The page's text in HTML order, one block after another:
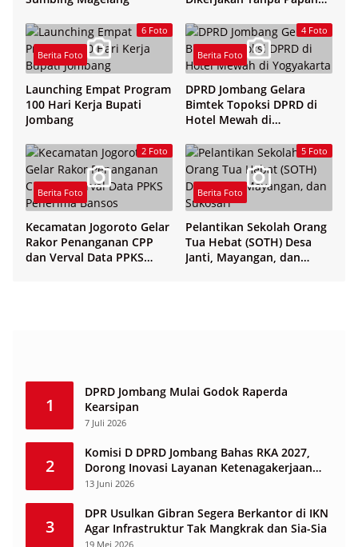
6 Foto
Berita Foto
Launching Empat Program
100 Hari Kerja Bupati
Jombang
4 Foto
Berita Foto
DPRD Jombang Gelara
Bimtek Topoksi DPRD di
Hotel Mewah di
2 Foto
Berita Foto
Kecamatan Jogoroto Gelar
Rakor Penanganan CPP
dan Verval Data PPKS
5 Foto
Berita Foto
Pelantikan Sekolah Orang
Tua Hebat (SOTH) Desa
Janti, Mayangan, dan
1
DPRD Jombang Mulai Godok Raperda
Kearsipan
7 Juli 2026
2
Komisi D DPRD Jombang Bahas RKA 2027,
Dorong Inovasi Layanan Ketenagakerjaan
Berbasis Desa
13 Juni 2026
3
DPR Usulkan Gibran Segera Berkantor di IKN
Agar Infrastruktur Tak Mangkrak dan Sia-Sia
19 Mei 2026